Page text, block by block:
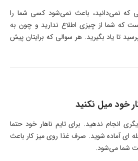
که نمی‌دانید، باعث نمی‌شود کسی شما را
که شما از چیزی اطلاع ندارید و چون به
تا یاد بگیرید. هر سوالی که برایتان پیش
انجام ندهید. برای تایم ناهار خود حتما
ای آماده شوید. صرف غذا روی میز کار باعث
شما می‌شود.